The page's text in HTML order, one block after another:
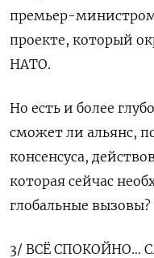
премьер-
проекте, который
НАТО.
Но есть и ​более
сможет ли альянс,
консенсуса,
которая сейчас
глобальные вызовы?
3/ ВСЁ СПОКОЙНО…